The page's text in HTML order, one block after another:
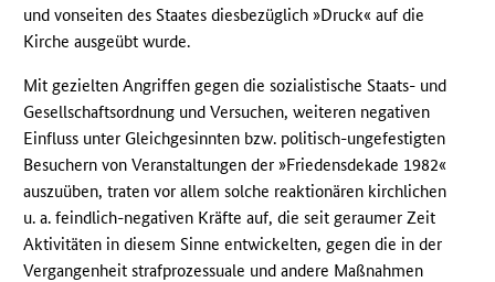
und vonseiten des Staates diesbezüglich »Druck« auf die
Kirche ausgeübt wurde.
Mit gezielten Angriffen gegen die sozialistische Staats- und
Gesellschaftsordnung und Versuchen, weiteren negativen
Einfluss unter Gleichgesinnten bzw. politisch-ungefestigten
Besuchern von Veranstaltungen der »Friedensdekade 1982«
auszuüben, traten vor allem solche reaktionären kirchlichen
u. a. feindlich-negativen Kräfte auf, die seit geraumer Zeit
Aktivitäten in diesem Sinne entwickelten, gegen die in der
Vergangenheit strafprozessuale und andere Maßnahmen